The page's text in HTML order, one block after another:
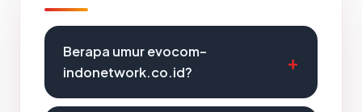
Berapa umur evocom-
indonetwork.co.id?